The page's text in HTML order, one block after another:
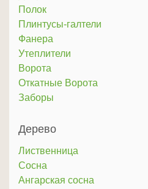
Полок
Плинтусы-галтели
Фанера
Утеплители
Ворота
Откатные Ворота
Заборы
Дерево
Лиственница
Сосна
Ангарская сосна